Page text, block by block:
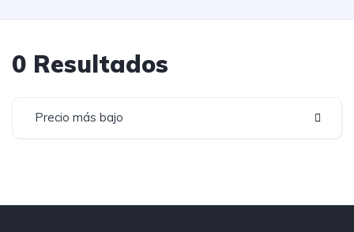
0 Resultados
Precio más bajo